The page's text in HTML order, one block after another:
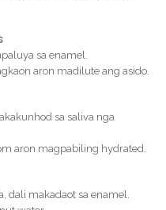
sa enamel.
aron madilute ang asido.
sa saliva nga
aron magpabiling hydrated.
dali makadaot sa enamel.